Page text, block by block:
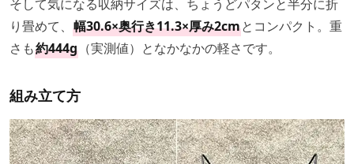
そして気になる収納サイズは、ちょうどパタンと半分に折
り畳めて、 幅30.6×奥行き11.3×厚み2cmとコンパクト。重
さも約444g （実測値）となかなかの軽さです。
組み立て方